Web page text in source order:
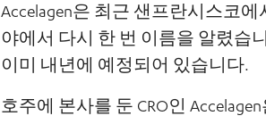
Accelagen은 최근 샌프란시스코
야에서 다시 한 번 이름을 알렸습
이미 내년에 예정되어 있습니다.
호주에 본사를 둔 CRO인